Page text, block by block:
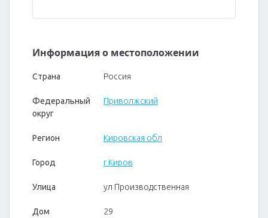
Информация о местоположении
Страна Россия
Федеральный
округ
Приволжский
Регион Кировская обл
Город г Киров
Улица ул Производственная
Дом 29